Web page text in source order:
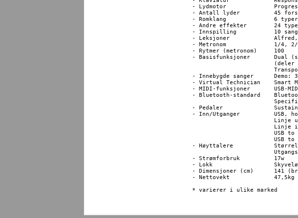
- Lydmotor 		Progressive Harmonic Imaging (PHI)
- Antall lyder 		45 forskjellige lyder
- Romklang 		6 typer
- Andre effekter	24 typer
- Innspilling		10 sanger og opptil ca. 90000 noter kan lagres i minnet
- Leksjoner 		Alfred, Bach: Inventionen, Beyer, Burgmüller,Chopin Walzer og Czerny
- Metronom 		1/4, 2/4, 3/4, 4/4, 5/4, 3/8, 6/8, 7/8, 9/8, 12/8
- Rytmer (metronom)	100
- Basisfunksjoner	Dual (spill med lydene av to instrumenter samtidig), Four Hands
- Innebygde sanger 	Demo: 33 sanger Pianostykker: 29 sanger Concert Magic: 176 sanger
- Virtual Technician	Smart Mode: 10 presets (styres via PianoRemote-appen)
- MIDI-funksjoner	USB-MIDI, Bluetooth MIDI *
- Bluetooth-standard 	Bluetooth (Ver. 5.0; GATT compatible), Bluetooth Low Energy MIDI
- Pedaler		Sustain (med half-pedal support), Soft, Sostenuto
- Inn/Utganger		USB, hodetelefonutgang x 2 (1/4" + 1/8")
- Høyttalere 		Størrelse: 13cm x2 (basshøyttalere), (8x12) x2 (diskanthøyttalere)
- Strømforbruk		17w
- Lokk			Skyveløsning
- Dimensjoner (cm) 	141 (bredde) x 43,5 (dybde) x 87 (høyde)
- Nettovekt		47,5kg